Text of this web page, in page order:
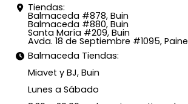
Tiendas:
Balmaceda #878, Buin
Balmaceda #880, Buin
Santa María #209, Buin
Avda. 18 de Septiembre #1095, Paine
Balmaceda Tiendas:
Miavet y BJ, Buin
Lunes a Sábado